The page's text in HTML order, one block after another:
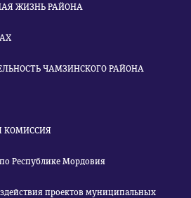
ЖИЗНЬ РАЙОНА
ЧАМЗИНСКОГО РАЙОНА
КОМИССИЯ
Республике Мордовия
проектов муниципальных